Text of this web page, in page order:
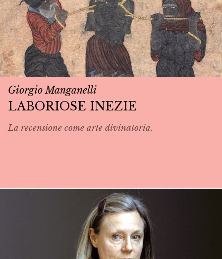
Giorgio Manganelli
LABORIOSE INEZIE
La recensione come arte divinatoria.